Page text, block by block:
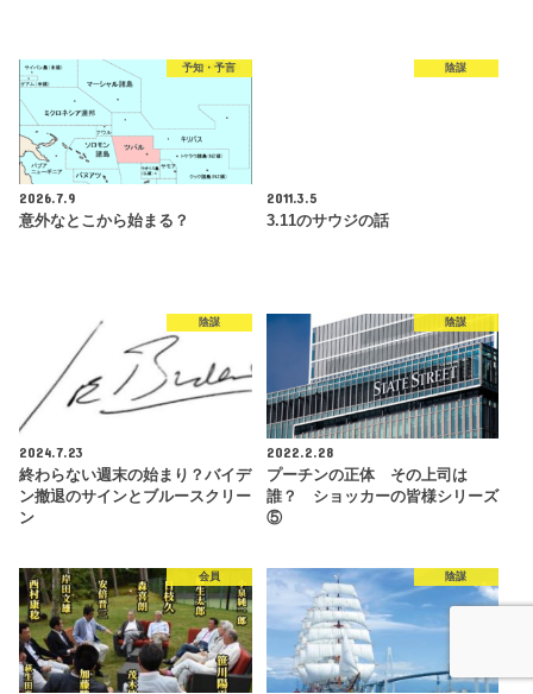
予知・予言
2026.7.9
意外なとこから始まる？
陰謀
2011.3.5
3.11のサウジの話
陰謀
2024.7.23
終わらない週末の始まり？バイデ
ン撤退のサインとブルースクリー
ン
陰謀
2022.2.28
プーチンの正体 その上司は
誰？ ショッカーの皆様シリーズ
⑤
会員 陰謀